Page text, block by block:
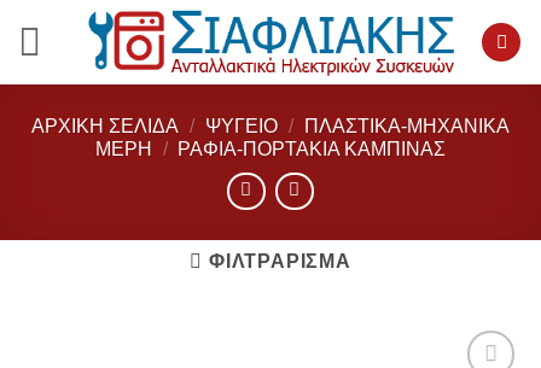
περιεχόμενο
ΑΡΧΙΚΉ ΣΕΛΊΔΑ / ΨΥΓΕΙΟ /
ΠΛΑΣΤΙΚΑ-ΜΗΧΑΝΙΚΑ
ΜΕΡΗ
/ ΡΆΦΙΑ-ΠΟΡΤΆΚΙΑ ΚΑΜΠΊΝΑΣ
ΦΙΛΤΡΆΡΙΣΜΑ